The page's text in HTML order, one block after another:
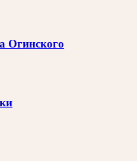
Огинского